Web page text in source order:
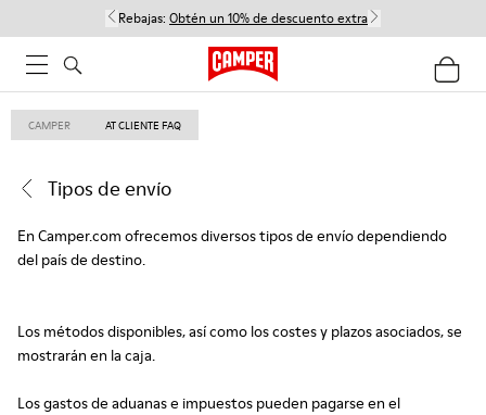
Rebajas: Obtén un 10% de descuento extra
CAMPER AT CLIENTE FAQ
Tipos de envío
En Camper.com ofrecemos diversos tipos de envío dependiendo
del país de destino.
Los métodos disponibles, así como los costes y plazos asociados, se
mostrarán en la caja.
Los gastos de aduanas e impuestos pueden pagarse en el